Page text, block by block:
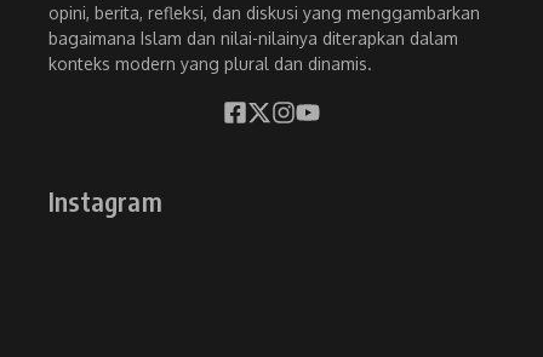
opini, berita, refleksi, dan diskusi yang menggambarkan
bagaimana Islam dan nilai-nilainya diterapkan dalam
konteks modern yang plural dan dinamis.
Instagram